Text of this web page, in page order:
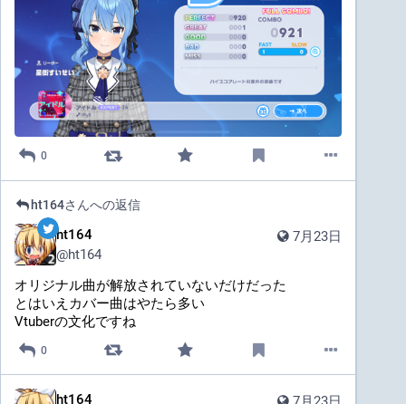
0
ht164さんへの返信
7月23日
ht164
@ht164
オリジナル曲が解放されていないだけだった
とはいえカバー曲はやたら多い
Vtuberの文化ですね
0
ht164